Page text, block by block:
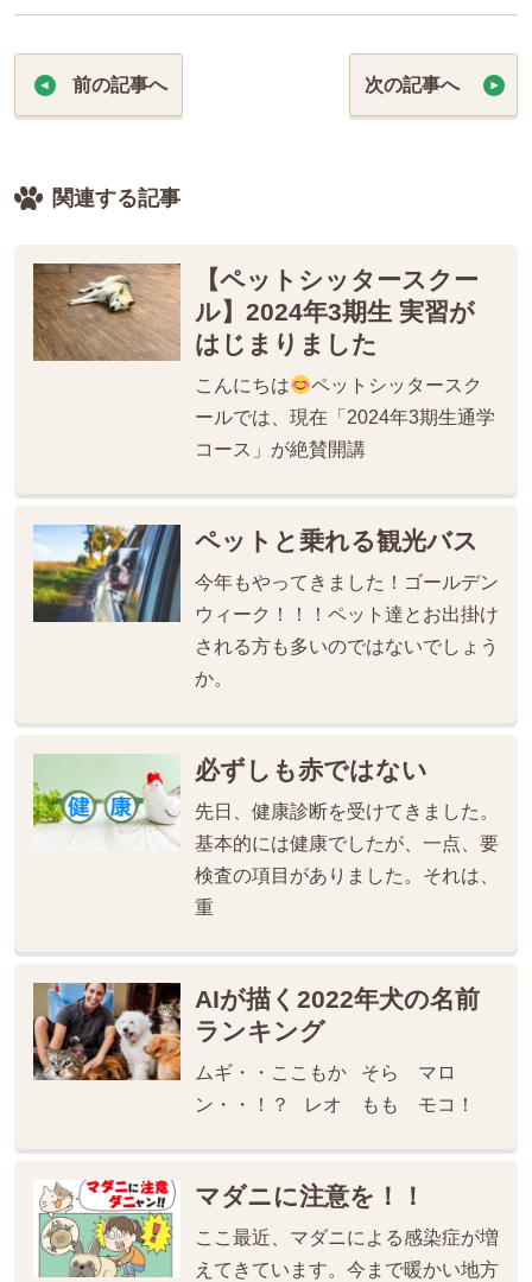
前の記事へ 次の記事へ
関連する記事
【ペットシッタースクー
ル】2024年3期生 実習が
はじまりました
こんにちは
ペットシッタースク
ールでは、現在「2024年3期生通学
コース」が絶賛開講
ペットと乗れる観光バス
今年もやってきました！ゴールデン
ウィーク！！！ペット達とお出掛け
される方も多いのではないでしょう
か。
必ずしも赤ではない
先日、健康診断を受けてきました。
基本的には健康でしたが、一点、要
検査の項目がありました。それは、
重
AIが描く2022年犬の名前
ランキング
ムギ・・ここもか そら マロ
ン・・！？ レオ もも モコ！
マダニに注意を！！
ここ最近、マダニによる感染症が増
えてきています。今まで暖かい地方